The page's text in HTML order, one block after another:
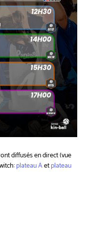
diffusés en direct (vue
plateau Aetplateau